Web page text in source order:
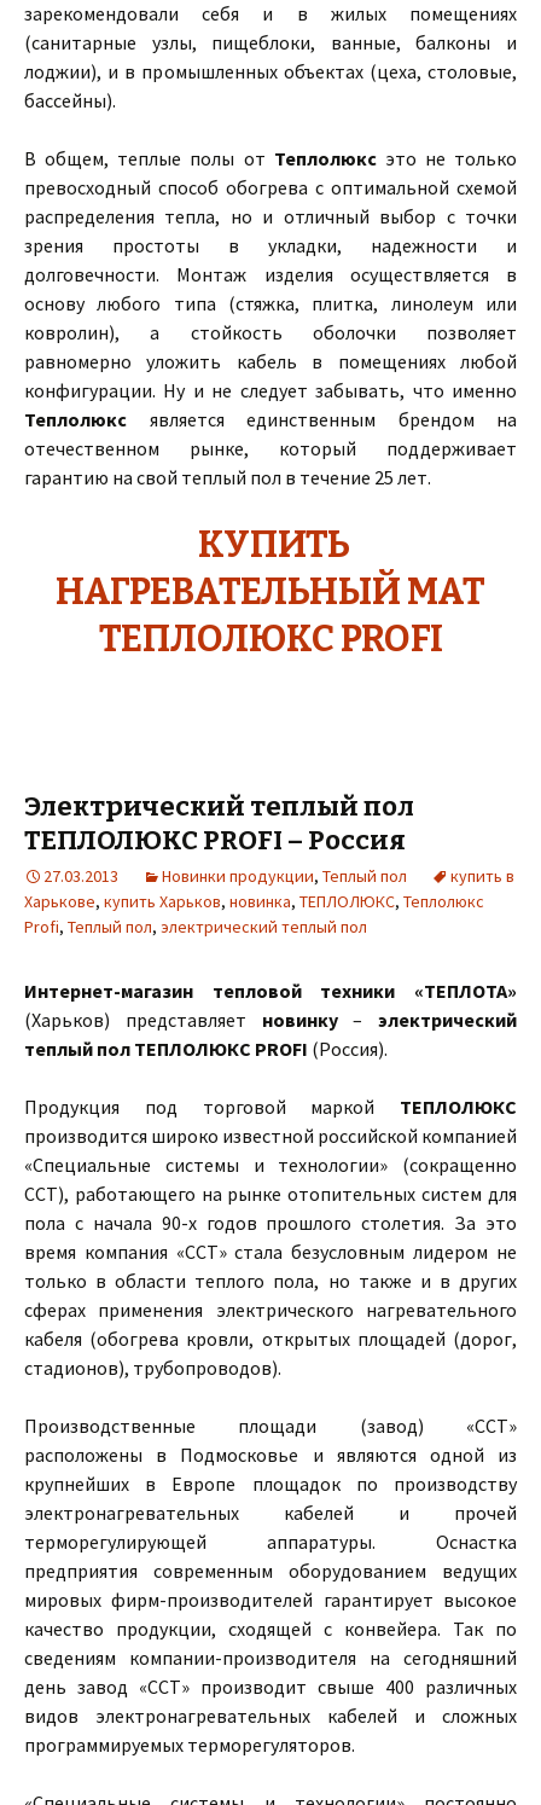
зарекомендовали себя и в жилых помещениях
(санитарные узлы, пищеблоки, ванные, балконы и
лоджии), и в промышленных объектах (цеха, столовые,
бассейны).
В общем, теплые полы от Теплолюксэто не только
превосходный способ обогрева с оптимальной схемой
распределения тепла, но и отличный выбор с точки
зрения простоты в укладки, надежности и
долговечности. Монтаж изделия осуществляется в
основу любого типа (стяжка, плитка, линолеум или
ковролин), а стойкость оболочки позволяет
равномерно уложить кабель в помещениях любой
конфигурации. Ну и не следует забывать, что именно
Теплолюкс является единственным брендом на
отечественном рынке, который поддерживает
гарантию на свой теплый пол в течение 25 лет.
КУПИТЬ
НАГРЕВАТЕЛЬНЫЙ МАТ
ТЕПЛОЛЮКС PROFI
Электрический теплый пол
ТЕПЛОЛЮКС PROFI – Россия
27.03.2013 Новинки продукции, Теплый пол
купить в
Харькове, купить Харьков, новинка, ТЕПЛОЛЮКС, Теплолюкс
Profi, Теплый пол, электрический теплый пол
Интернет-магазин тепловой техники «ТЕПЛОТА»
(Харьков) представляет новинку– электрический
теплый пол ТЕПЛОЛЮКС PROFI (Россия).
Продукция под торговой маркой ТЕПЛОЛЮКС
производится широко известной российской компанией
«Специальные системы и технологии» (сокращенно
ССТ), работающего на рынке отопительных систем для
пола с начала 90-х годов прошлого столетия. За это
время компания «ССТ» стала безусловным лидером не
только в области теплого пола, но также и в других
сферах применения электрического нагревательного
кабеля (обогрева кровли, открытых площадей (дорог,
стадионов), трубопроводов).
Производственные площади (завод) «ССТ»
расположены в Подмосковье и являются одной из
крупнейших в Европе площадок по производству
электронагревательных кабелей и прочей
терморегулирующей аппаратуры. Оснастка
предприятия современным оборудованием ведущих
мировых фирм-производителей гарантирует высокое
качество продукции, сходящей с конвейера. Так по
сведениям компании-производителя на сегодняшний
день завод «ССТ» производит свыше 400 различных
видов электронагревательных кабелей и сложных
программируемых терморегуляторов.